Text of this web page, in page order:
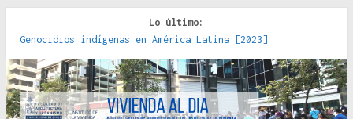
Lo último:
Red de consultorios de la Caja del Seguro Obrero en
Santiago : un patrimonio emblemático [2014]
Genocidios indígenas en América Latina [2023]
Estudios sobre la espacialización de los Estados :
políticas, prácticas y representaciones [2022]